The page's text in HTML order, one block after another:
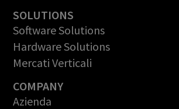
SOLUTIONS
Software Solutions
Hardware Solutions
Mercati Verticali
COMPANY
Azienda